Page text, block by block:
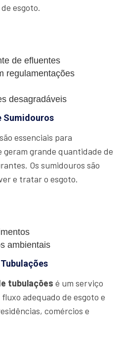
esgoto.
de efluentes
regulamentações
desagradáveis
Sumidouros
essenciais para
grande quantidade de
Os sumidouros são
e tratar o esgoto.
ambientais
tubulações é um serviço
adequado de esgoto e
comércios e